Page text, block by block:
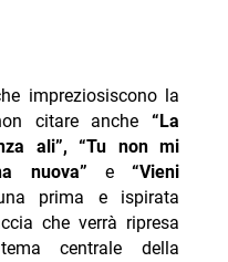
impreziosiscono la
citare anche“La
ali”, “Tu non mi
nuova” e“Vieni
prima e ispirata
che verrà ripresa
centrale della